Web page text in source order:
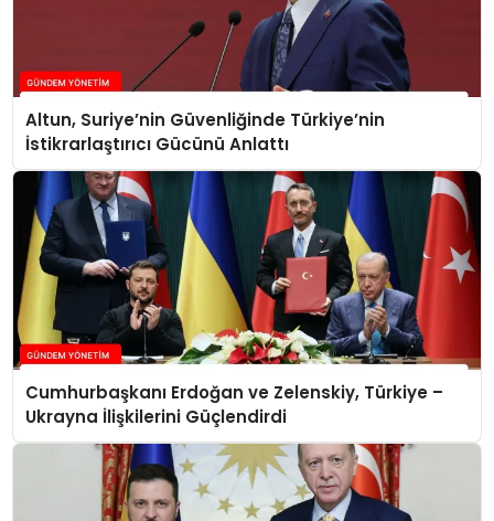
Altun, Suriye’nin Güvenliğinde Türkiye’nin
İstikrarlaştırıcı Gücünü Anlattı
Cumhurbaşkanı Erdoğan ve Zelenskiy, Türkiye –
Ukrayna İlişkilerini Güçlendirdi